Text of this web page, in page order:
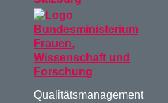
Qualitätsmanagement